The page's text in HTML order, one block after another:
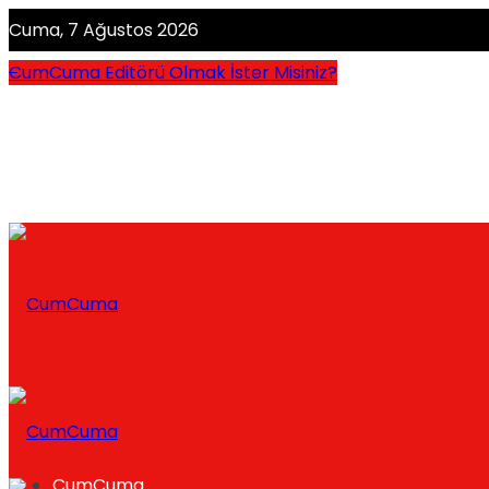
Cuma, 7 Ağustos 2026
CumCuma Editörü Olmak İster Misiniz?